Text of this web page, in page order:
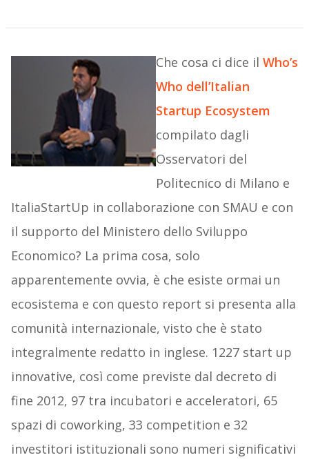
Che cosa ci dice il Who’s
Who dell’Italian
Startup Ecosystem
compilato dagli
Osservatori del
Politecnico di Milano e
ItaliaStartUp in collaborazione con SMAU e con
il supporto del Ministero dello Sviluppo
Economico? La prima cosa, solo
apparentemente ovvia, è che esiste ormai un
ecosistema e con questo report si presenta alla
comunità internazionale, visto che è stato
integralmente redatto in inglese. 1227 start up
innovative, così come previste dal decreto di
fine 2012, 97 tra incubatori e acceleratori, 65
spazi di coworking, 33 competition e 32
investitori istituzionali sono numeri significativi